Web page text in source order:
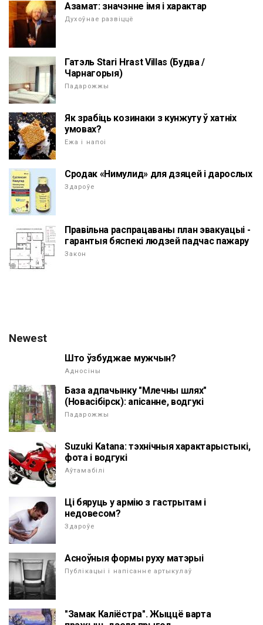
Азамат: значэнне імя і характар
Духоўнае развіццё
Гатэль Stari Hrast Villas (Будва /
Чарнагорыя)
Падарожжы
Як зрабіць козинаки з кунжуту ў хатніх
умовах?
Ежа і напоі
Сродак «Нимулид» для дзяцей і дарослых
Здароўе
Правільна распрацаваны план эвакуацыі -
гарантыя бяспекі людзей падчас пажару
Закон
Newest
Што ўзбуджае мужчын?
Адносіны
База адпачынку "Млечны шлях"
(Новасібірск): апісанне, водгукі
Падарожжы
Suzuki Katana: тэхнічныя характарыстыкі,
фота і водгукі
Аўтамабілі
Ці бяруць у армію з гастрытам і
недовесом?
Здароўе
Асноўныя формы руху матэрыі
Публікацыі і напісанне артыкулаў
"Замак Каліёстра". Жыццё варта